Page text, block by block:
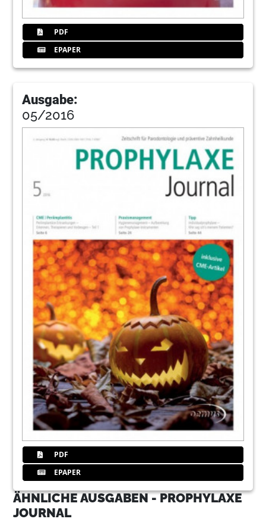
PDF
EPAPER
Ausgabe:
05/2016
PDF
EPAPER
ÄHNLICHE AUSGABEN - PROPHYLAXE
JOURNAL